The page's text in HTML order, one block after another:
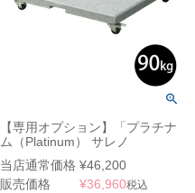
【専用オプション】「プラチナ
ム（Platinum） サレノ
（Salerno） 大型パラソル用 キ
ャスター付きベース 90kg」
当店通常価格 ¥46,200
販売価格
¥36,960税込